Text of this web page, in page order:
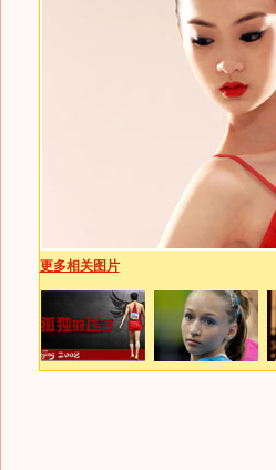
更多相关图片